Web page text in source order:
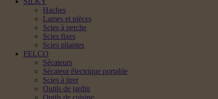
Haches
Lames et pièces
Scies à perche
Scies fixes
Scies pliantes
FELCO
Sécateurs
Sécateur électrique portable
Scies à tirer
Outils de jardin
Outils de cuisine